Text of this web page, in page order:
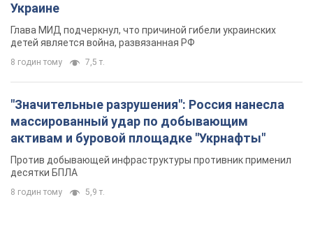
Украине
Глава МИД подчеркнул, что причиной гибели украинских
детей является война, развязанная РФ
8 годин тому 7,5 т.
"Значительные разрушения": Россия нанесла
массированный удар по добывающим
активам и буровой площадке "Укрнафты"
Против добывающей инфраструктуры противник применил
десятки БПЛА
8 годин тому 5,9 т.